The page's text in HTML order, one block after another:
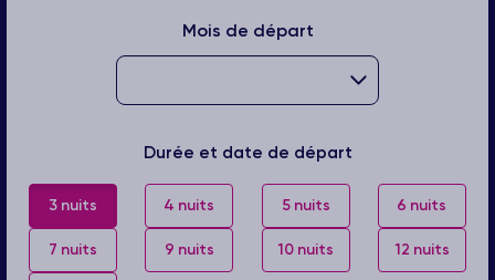
Mois de départ
Durée et date de départ
3 nuits 4 nuits 5 nuits 6 nuits
7 nuits 9 nuits 10 nuits 12 nuits